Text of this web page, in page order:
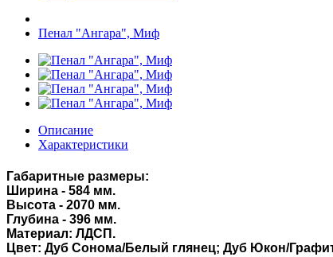
Пенал "Ангара", Миф
Описание
Характеристики
Габаритные размеры:
Ширина - 584 мм.
Высота - 2070 мм.
Глубина - 396 мм.
Материал: ЛДСП.
Цвет: Дуб Сонома/Белый глянец; Дуб Юкон/